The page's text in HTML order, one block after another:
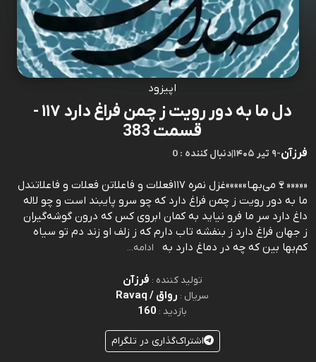
اپیزود
دل ما به دور رویت ز چمن فراغ دارد ۱۱۷ -
قسمت 383
فرزآن-۹ تیر ۱۴۰۵ |0 : دنبال کننده
«««««🍷می‌بهـا»»»»»غزل نمره ۱۱۷فعلات و فاعلاتن فعلات و فاعلاتندل
ما به دور رويت ز چمن فراغ دارد که چو سرو پايبند است و چو لاله
داغ دارد سر ما فرو نيايد به کمان ابروی کس که درون گوشه‌گيران
ز جهان فراغ دارد ز بنفشه تاب دارم که ز زلف او زند دم تو سياه
کم‌بها بين که چه در دماغ دارد به
ادامه...
تولید کننده : فرزآن
سریال : رواق / Ravaq
بازدید : 160
اشتراک‌گذاری در تلگرام